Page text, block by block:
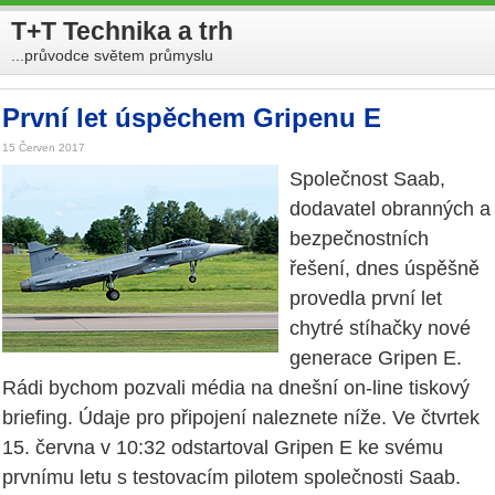
T+T Technika a trh
...průvodce světem průmyslu
První let úspěchem Gripenu E
15 Červen 2017
Společnost Saab,
dodavatel obranných a
bezpečnostních
řešení, dnes úspěšně
provedla první let
chytré stíhačky nové
generace Gripen E.
Rádi bychom pozvali média na dnešní on-line tiskový
briefing. Údaje pro připojení naleznete níže. Ve čtvrtek
15. června v 10:32 odstartoval Gripen E ke svému
prvnímu letu s testovacím pilotem společnosti Saab.